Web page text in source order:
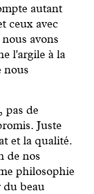
autant
ceux avec
avons
l'argile à la
nous
pas de
Juste
et la qualité.
de nos
philosophie
du beau